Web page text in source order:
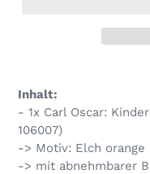
wird
Warenkorb
hinzugefügt
Inhalt:
- 1x Carl Oscar:
106007)
-> Motiv: Elch orange
-> mit abnehmbarer